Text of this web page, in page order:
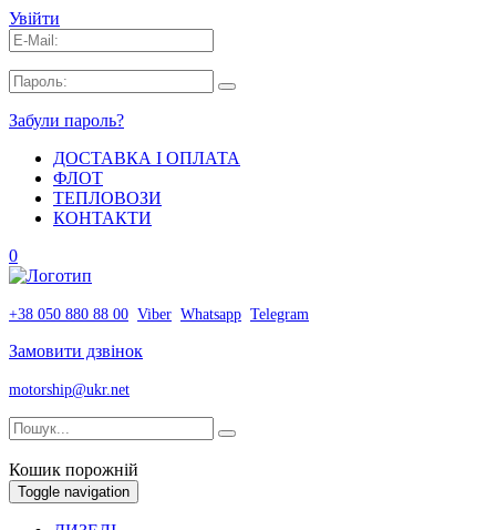
Увійти
Забули пароль?
ДОСТАВКА І ОПЛАТА
ФЛОТ
ТЕПЛОВОЗИ
КОНТАКТИ
0
+38 050 880 88 00 Viber Whatsapp Telegram
Замовити дзвінок
motorship@ukr.net
Кошик порожній
Toggle navigation